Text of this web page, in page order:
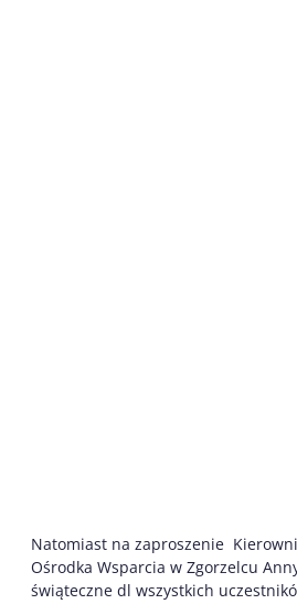
Natomiast na zaproszenie
Ośrodka Wsparcia w Zgorzelcu
świąteczne dl wszystkich